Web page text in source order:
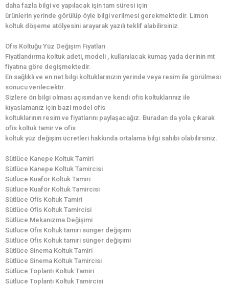
daha fazla bilgi ve yapılacak işin tam süresi için
ürünlerin yerinde görülüp öyle bilgi verilmesi gerekmektedir. Limon
koltuk döşeme atölyesini arayarak yazılı teklif alabilirsiniz.
Ofis Koltuğu Yüz Değişim Fiyatları
Fiyatlandırma koltuk adeti, modeli , kullanılacak kumaş yada derinin mt
fiyatına göre degişmektedir.
En sağlıklı ve en net bilgi koltuklarınızın yerinde veya resim ile görülmesi
sonucu verilecektir.
Sizlere ön bilgi olması açısından ve kendi ofis koltuklarınız ile
kıyaslamanız için bazi model ofis
koltuklarının resim ve fiyatlarını paylaşacağız. Buradan da yola çıkarak
ofis koltuk tamir ve ofis
koltuk yüz değişim ücretleri hakkında ortalama bilgi sahibi olabilirsiniz.
Sütlüce Kanepe Koltuk Tamiri
Sütlüce Kanepe Koltuk Tamircisi
Sütlüce Kuaför Koltuk Tamiri
Sütlüce Kuaför Koltuk Tamircisi
Sütlüce Ofis Koltuk Tamiri
Sütlüce Ofis Koltuk Tamircisi
Sütlüce Mekanizma Değişimi
Sütlüce Ofis Koltuk tamiri sünger değişimi
Sütlüce Ofis Koltuk tamiri sünger değişimi
Sütlüce Sinema Koltuk Tamiri
Sütlüce Sinema Koltuk Tamircisi
Sütlüce Toplantı Koltuk Tamiri
Sütlüce Toplantı Koltuk Tamircisi